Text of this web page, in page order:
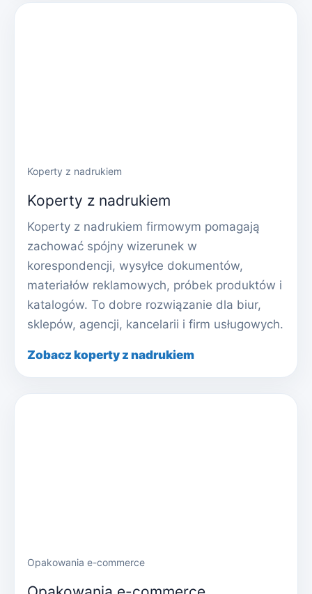
Koperty z nadrukiem
Koperty z nadrukiem
Koperty z nadrukiem firmowym pomagają
zachować spójny wizerunek w
korespondencji, wysyłce dokumentów,
materiałów reklamowych, próbek produktów i
katalogów. To dobre rozwiązanie dla biur,
sklepów, agencji, kancelarii i firm usługowych.
Zobacz koperty z nadrukiem
Opakowania e-commerce